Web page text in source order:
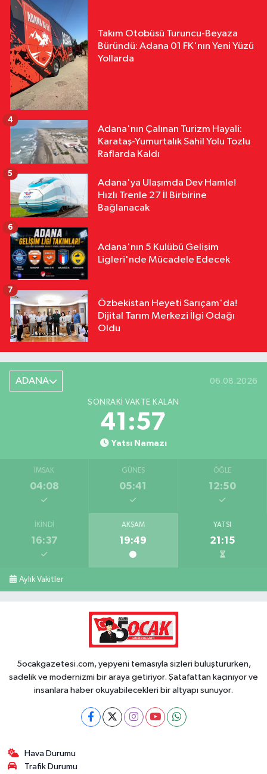
Takım Otobüsü Turuncu-Beyaza
Büründü: Adana 01 FK'nın Yeni Yüzü
Yollarda
Adana'nın Çalınan Turizm Hayali:
Karataş-Yumurtalık Sahil Yolu Tozlu
Raflarda Kaldı
4
Adana'ya Ulaşımda Dev Hamle!
Hızlı Trenle 27 İl Birbirine
Bağlanacak
5
Adana'nın 5 Kulübü Gelişim
Ligleri'nde Mücadele Edecek
6
Özbekistan Heyeti Sarıçam'da!
Dijital Tarım Merkezi İlgi Odağı
Oldu
7
ADANA 06.08.2026
SONRAKI VAKTE KALAN
41:56
Yatsı Namazı
İMSAK
04:08
GÜNEŞ
05:41
ÖĞLE
12:50
İKINDI
16:37
AKŞAM
19:49
YATSI
21:15
Aylık Vakitler
5ocakgazetesi.com, yepyeni temasıyla sizleri buluştururken,
sadelik ve modernizmi bir araya getiriyor. Şatafattan kaçınıyor ve
insanlara haber okuyabilecekleri bir altyapı sunuyor.
Hava Durumu
Trafik Durumu